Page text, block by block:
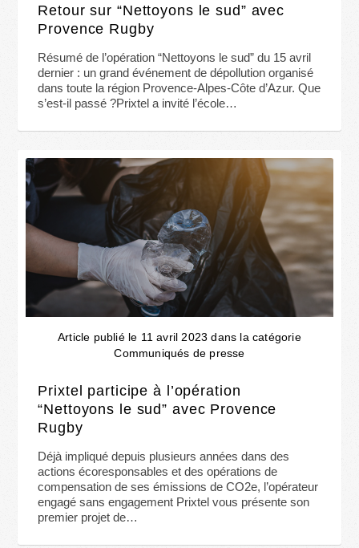
Retour sur “Nettoyons le sud” avec
Provence Rugby
Résumé de l’opération “Nettoyons le sud” du 15 avril
dernier : un grand événement de dépollution organisé
dans toute la région Provence-Alpes-Côte d’Azur. Que
s’est-il passé ?Prixtel a invité l’école…
Article publié le 11 avril 2023 dans la catégorie
Communiqués de presse
Prixtel participe à l’opération
“Nettoyons le sud” avec Provence
Rugby
Déjà impliqué depuis plusieurs années dans des
actions écoresponsables et des opérations de
compensation de ses émissions de CO2e, l’opérateur
engagé sans engagement Prixtel vous présente son
premier projet de…